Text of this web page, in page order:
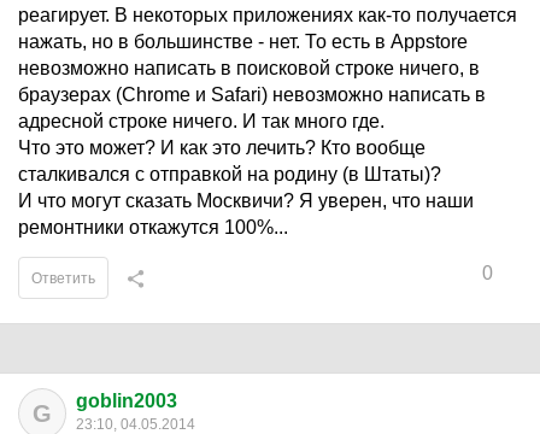
реагирует. В некоторых приложениях как-то получается
нажать, но в большинстве - нет. То есть в Appstore
невозможно написать в поисковой строке ничего, в
браузерах (Chrome и Safari) невозможно написать в
адресной строке ничего. И так много где.
Что это может? И как это лечить? Кто вообще
сталкивался с отправкой на родину (в Штаты)?
И что могут сказать Москвичи? Я уверен, что наши
ремонтники откажутся 100%...
0
Ответить
G goblin2003
23:10, 04.05.2014